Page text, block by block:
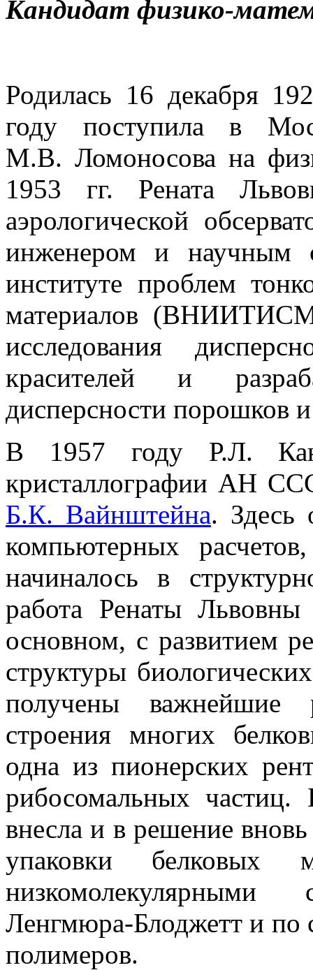
Кандидат физико-
Родилась 16 декабря
году поступила в
М.В. Ломоносова на
1953 гг. Рената
аэрологической
инженером и научным
институте проблем
материалов
исследования
красителей и
дисперсности порошков
В 1957 году Р.Л.
кристаллографии АН
Б.К. Вайнштейна. Здесь
компьютерных
начиналось в
работа Ренаты
основном, с развитием
структуры
получены важнейшие
строения многих
одна из пионерских
рибосомальных
внесла и в решение
упаковки
Ленгмюра-Блоджетт и по
полимеров.